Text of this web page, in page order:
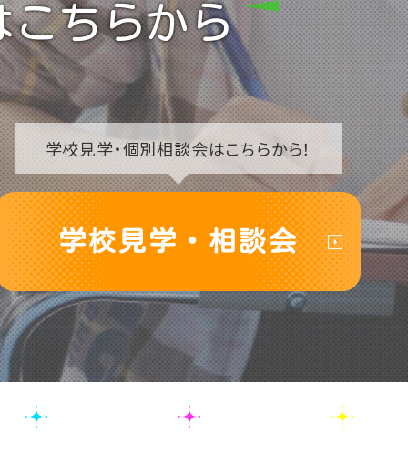
こちらから
学校見学・個別相談会はこちらから！
学校見学・相談会